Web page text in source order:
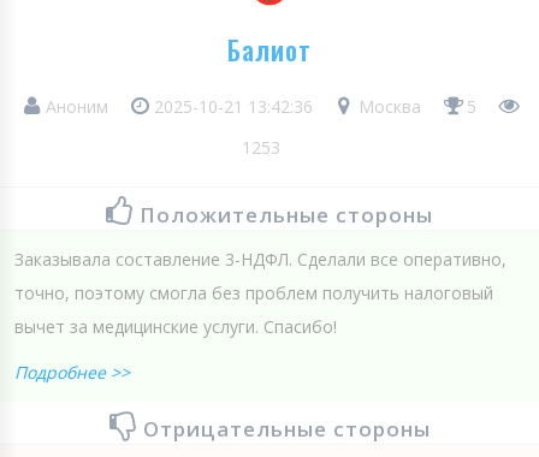
Балиот
Аноним 2025-10-21 13:42:36 Москва
5
1253
Положительные стороны
Заказывала составление 3-НДФЛ. Сделали все оперативно,
точно, поэтому смогла без проблем получить налоговый
вычет за медицинские услуги. Спасибо!
Подробнее >>
Отрицательные стороны